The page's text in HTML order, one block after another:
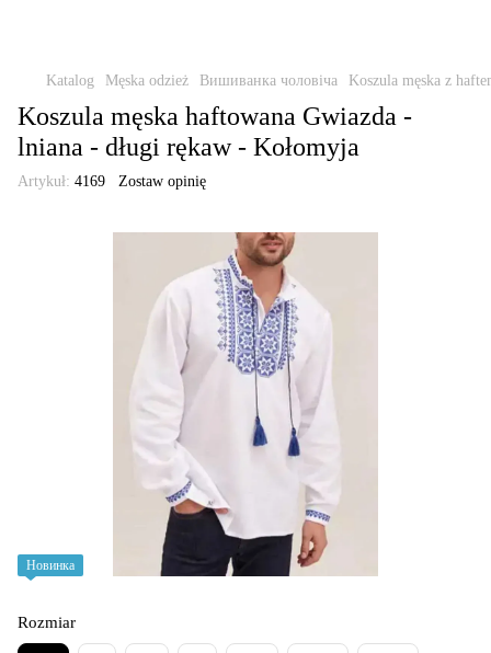
Katalog Męska odzież Вишиванка чоловіча Koszula męska z
Koszula męska haftowana Gwiazda -
lniana - długi rękaw - Kołomyja
Artykuł: 4169 Zostaw opinię
Новинка
Rozmiar